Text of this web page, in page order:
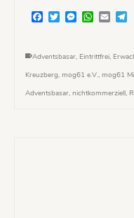
Facebook
TwitterMessenger
Email
Adventsbasar, Eintrittfrei,
Kreuzberg, mog61 e.V., mog61
Adventsbasar, nichtkommerziell,